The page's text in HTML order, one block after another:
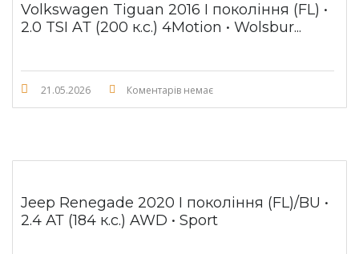
Volkswagen Tiguan 2016 I покоління (FL) •
2.0 TSI AТ (200 к.с.) 4Motion • Wolsbur...
21.05.2026 Коментарів немає
Jeep Renegade 2020 I покоління (FL)/BU •
2.4 АТ (184 к.с.) AWD • Sport